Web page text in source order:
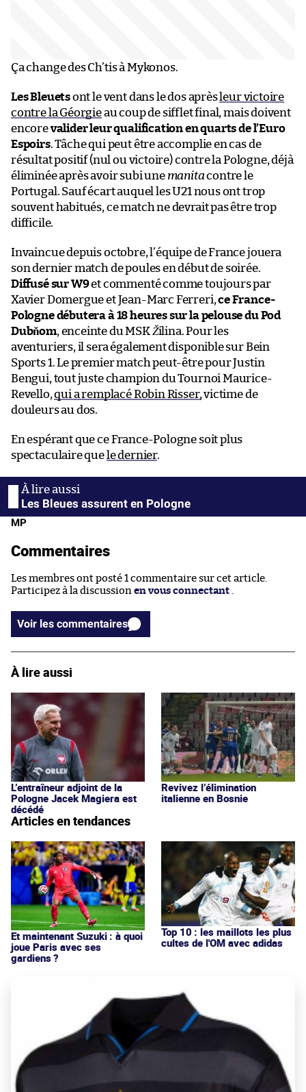
Ça change des Ch’tis à Mykonos.
Les Bleuetsont le vent dans le dos aprèsleur victoire
contre la Géorgieau coup de sifflet final, mais doivent
encorevalider leur qualification en quarts de l’Euro
Espoirs. Tâche qui peut être accomplie en cas de
résultat positif (nul ou victoire) contre la Pologne, déjà
éliminée après avoir subi une manitacontre le
Portugal. Sauf écart auquel les U21 nous ont trop
souvent habitués, ce match ne devrait pas être trop
difficile.
Invaincue depuis octobre, l’équipe de France jouera
son dernier match de poules en début de soirée.
Diffusé sur W9et commenté comme toujours par
Xavier Domergue et Jean-Marc Ferreri,ce France-
Pologne débutera à 18 heures sur la pelouse duPod
Dubňom, enceinte du MSKŽilina. Pour les
aventuriers, il sera également disponible sur Bein
Sports 1. Le premier match peut-être pour Justin
Bengui, tout juste champion du Tournoi Maurice-
Revello,qui a remplacé Robin Risser,victime de
douleurs au dos.
En espérant que ce France-Pologne soit plus
spectaculaire que le dernier.
Les Bleues assurent en Pologne
MP
Commentaires
Les membres ont posté 1 commentaire sur cet article.
Participez à la discussion en vous connectant
Voir les commentaires
À lire aussi
L’entraîneur adjoint de la
Pologne Jacek Magiera est
décédé
Revivez l’élimination
italienne en Bosnie
Articles en tendances
Et maintenant Suzuki : à quoi
joue Paris avec ses
gardiens ?
Top 10 : les maillots les plus
cultes de l'OM avec adidas